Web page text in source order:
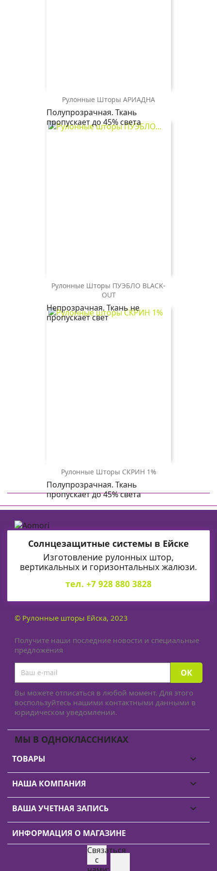
Рулонные Шторы АРИАДНА
Полупрозрачная. Ткань
пропускает до 45% света
АРИАДНА
0225
белый
Рулонные Шторы ПУЭБЛО BLACK-
OUT
Непрозрачная. Ткань не
пропускает свет
ПУЭБЛО
BLACK-
OUT
2870
BLACK-
OUT
Рулонные Шторы СКРИН 1%
Полупрозрачная. Ткань
пропускает до 45% света
СКРИН
1%
2261
св.
СКРИН
1%
0225
белый
1%
1608
св.
Солнцезащитные системы в Ейске
Изготовление рулонных штор,
вертикальных и горизонтальных жалюзи.
тел. +7 928 880 3828
© Рулонные шторы Ейска, 2023
Получите наши последние новости и специальные
предложения
Вы можете отписаться в любой момент. Для этого
воспользуйтесь нашими контактными данными в
юридическом уведомлении.
МЫ В ОДНОКЛАССНИКАХ
ТОВАРЫ 
НАША КОМПАНИЯ 
ВАША УЧЕТНАЯ ЗАПИСЬ 
ИНФОРМАЦИЯ О МАГАЗИНЕ
Связаться
с